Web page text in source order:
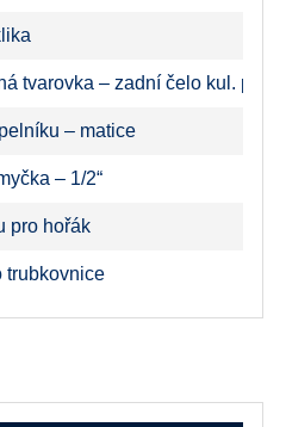
tvarovka – zadní čelo kul.
– matice
– 1/2“
pro hořák
trubkovnice